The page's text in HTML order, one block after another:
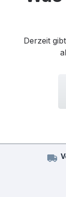
Derzeit